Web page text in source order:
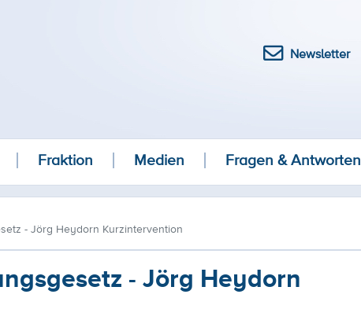
Newsletter
Fraktion Medien Fragen & Antworten
- Jörg Heydorn Kurzintervention
- Jörg Heydorn